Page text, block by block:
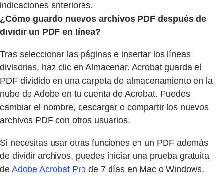
indicaciones anteriores.
¿Cómo guardo nuevos archivos PDF después de
dividir un PDF en línea?
Tras seleccionar las páginas e insertar los líneas
divisorias, haz clic en Almacenar. Acrobat guarda el
PDF dividido en una carpeta de almacenamiento en la
nube de Adobe en tu cuenta de Acrobat. Puedes
cambiar el nombre, descargar o compartir los nuevos
archivos PDF con otros usuarios.
Si necesitas usar otras funciones en un PDF además
de dividir archivos, puedes iniciar una prueba gratuita
de Adobe Acrobat Pro de 7 días en Mac o Windows.